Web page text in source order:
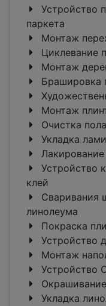
Устройство
паркета
Монтаж
Циклевание
Монтаж
Брашировка
Монтаж
Очистка
Укладка
Лакирование
Устройство
клей
Сваривания
линолеума
Покраска
Устройство
Монтаж
Устройство
Укладка